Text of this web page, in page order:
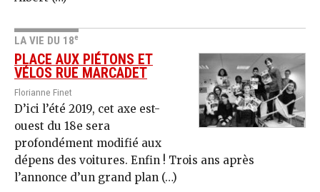
LA VIE DU 18e
PLACE AUX PIÉTONS ET
VÉLOS RUE MARCADET
Florianne Finet
D’ici l’été 2019, cet axe est-
ouest du 18e sera
profondément modifié aux
dépens des voitures. Enfin ! Trois ans après
l’annonce d’un grand plan (…)